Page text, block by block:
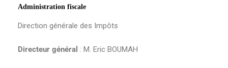
Administration fiscale
Direction générale des Impôts
Directeur général : M. Eric BOUMAH